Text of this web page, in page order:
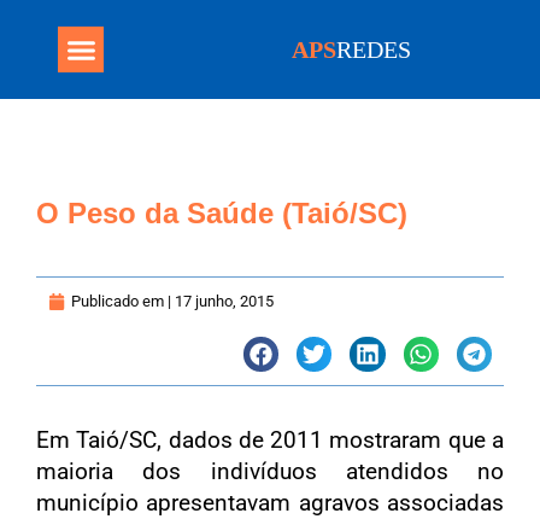
APSREDES
O Peso da Saúde (Taió/SC)
Publicado em | 17 junho, 2015
Em Taió/SC, dados de 2011 mostraram que a
maioria dos indivíduos atendidos no
município apresentavam agravos associadas